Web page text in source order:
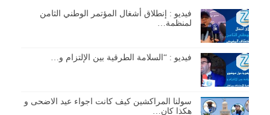
فيديو : إنطلاق أشغال المؤتمر الوطني الثامن
لمنظمة…
فيديو : “السلامة الطرقية بين الإلتزام و…
سولنا المراكشين كيف كانت اجواء عيد الاضحى و
هكذا كان…